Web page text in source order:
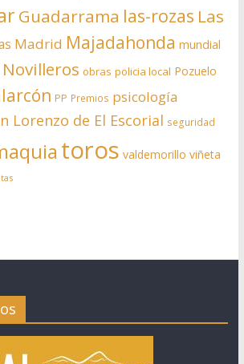
Guadarrama las-rozas Las
Madrid Majadahonda mundial
Novilleros obras policia local Pozuelo
PP Premios psicología
Lorenzo de El Escorial seguridad
toros valdemorillo viñeta